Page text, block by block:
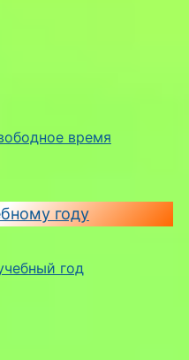
время
году
год